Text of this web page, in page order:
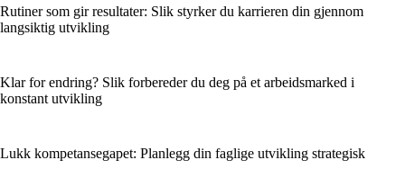
Rutiner som gir resultater: Slik styrker du karrieren din gjennom
langsiktig utvikling
Klar for endring? Slik forbereder du deg på et arbeidsmarked i
konstant utvikling
Lukk kompetansegapet: Planlegg din faglige utvikling strategisk